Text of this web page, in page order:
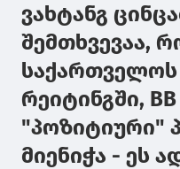
ვახტანგ
შემთხვევაა,
საქართველოს
რეიტინგში,
"პოზიტიური"
მიენიჭა - ეს